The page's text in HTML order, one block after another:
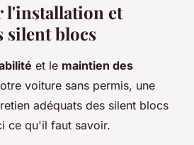
l'installation et
silent blocs
et le maintien des
voiture sans permis, une
adéquats des silent blocs
ce qu'il faut savoir.